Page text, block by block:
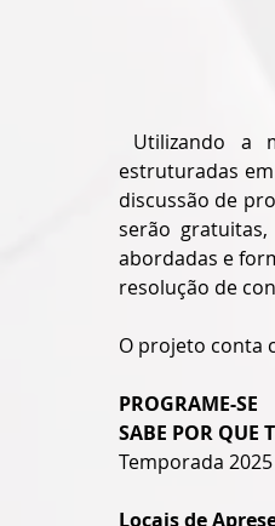
Utilizando a
estruturadas
discussão de
serão
abordadas e
resolução de
O projeto conta
PROGRAME-SE
SABE POR QUE
Temporada
Locais de